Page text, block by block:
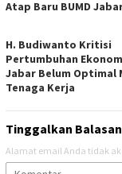
Atap Baru BUMD
H. Budiwanto Kritisi
Pertumbuhan
Jabar Belum Optimal
Tenaga Kerja
Tinggalkan Balasan
Alamat email Anda tidak